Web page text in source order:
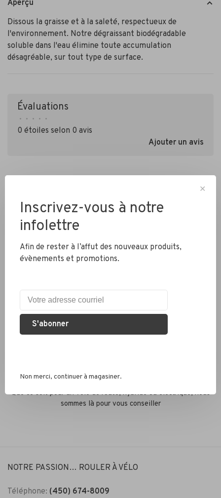
Aperçu
Dissous la graisse et à la saleté, respectueux de
l'environnement. Notre dégraissant biodégradable
soluble dans l'eau élimine toute accumulation
désagréable, sur tout type de surface.
Évaluations
• • • • •
0 étoiles selon 0 avis
Ajouter un avis
Colis envoyés en 2 jours
Services conseil
Que ce soit pour un vélo de route, hybride ou électrique, nous
sommes là pour vous conseiller
NOTRE PASSION… ROULER À VÉLO
Téléphone: (450) 674-8009
✕
Inscrivez-vous à notre
infolettre
Afin de rester à l’affut des nouveaux produits,
évènements et promotions.
S'abonner
Non merci, continuer à magasiner.